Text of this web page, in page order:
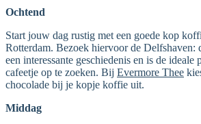
Ochtend
Start jouw dag rustig met een goede kop
Rotterdam. Bezoek hiervoor de Delfshaven:
een interessante geschiedenis en is de ideale
cafeetje op te zoeken. Bij Evermore Thee
chocolade bij je kopje koffie uit.
Middag